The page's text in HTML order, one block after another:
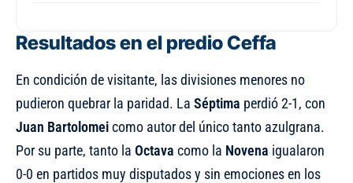
Resultados en el predio Ceffa
En condición de visitante, las divisiones menores no
pudieron quebrar la paridad. La Séptima perdió 2-1, con
Juan Bartolomeicomo autor del único tanto azulgrana.
Por su parte, tanto la Octava como la Novena igualaron
0-0 en partidos muy disputados y sin emociones en los